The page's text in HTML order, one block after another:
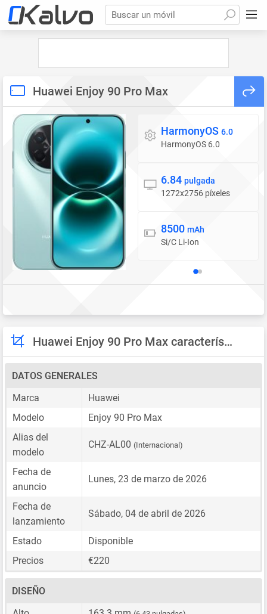
Buscar un móvil
Huawei Enjoy 90 Pro Max
Sistema operativo
HarmonyOS 6.0
HarmonyOS 6.0
Pantalla
6.84 pulgada
1272x2756 píxeles
Batería
8500 mAh
Si/C Li-Ion
Huawei Enjoy 90 Pro Max características
DATOS GENERALES
Marca
Huawei
Modelo
Enjoy 90 Pro Max
Alias del
modelo
CHZ-AL00 (Internacional)
Fecha de
anuncio
Lunes, 23 de marzo de 2026
Fecha de
lanzamiento
Sábado, 04 de abril de 2026
Estado
Disponible
Precios
€220
DISEÑO